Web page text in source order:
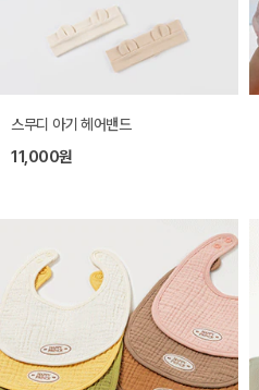
스무디 아기 헤어밴드
11,000원